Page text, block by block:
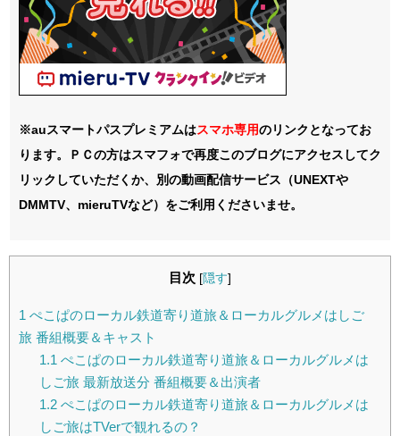
※auスマートパスプレミアムはスマホ専用のリンクとなってお
ります。ＰＣの方はスマフォで再度このブログにアクセスしてク
リックしていただくか、別の動画配信サービス（UNEXTや
DMMTV、mieruTVなど）をご利用くださいませ。
目次 [隠す]
1 ぺこぱのローカル鉄道寄り道旅＆ローカルグルメはしご
旅 番組概要＆キャスト
1.1 ぺこぱのローカル鉄道寄り道旅＆ローカルグルメは
しご旅 最新放送分 番組概要＆出演者
1.2ぺこぱのローカル鉄道寄り道旅＆ローカルグルメは
しご旅はTVerで観れるの？